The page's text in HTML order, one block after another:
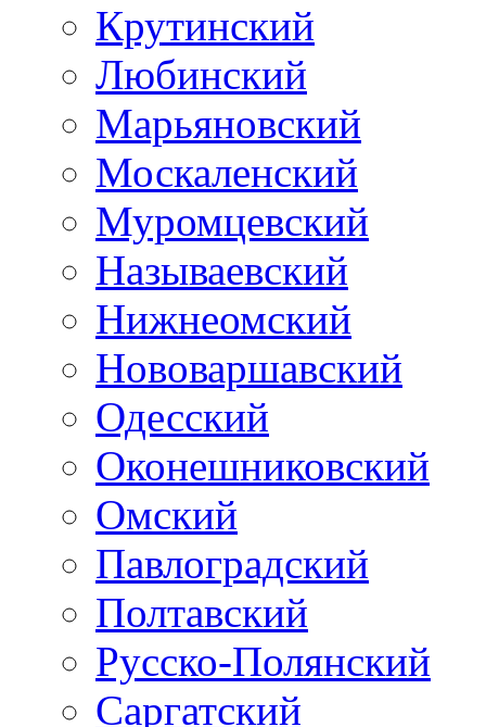
Крутинский
Любинский
Марьяновский
Москаленский
Муромцевский
Называевский
Нижнеомский
Нововаршавский
Одесский
Оконешниковский
Омский
Павлоградский
Полтавский
Русско-Полянский
Саргатский